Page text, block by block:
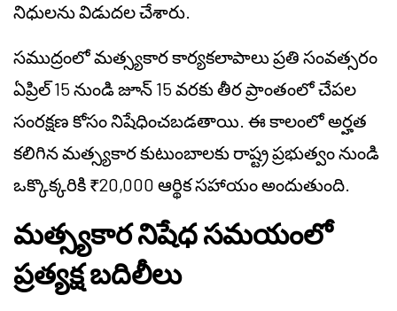
నిధులను విడుదల చేశారు.
సముద్రంలో మత్స్యకార కార్యకలాపాలు ప్రతి సంవత్సరం
ఏప్రిల్ 15 నుండి జూన్ 15 వరకు తీర ప్రాంతంలో చేపల
సంరక్షణ కోసం నిషేధించబడతాయి. ఈ కాలంలో అర్హత
కలిగిన మత్స్యకార కుటుంబాలకు రాష్ట్ర ప్రభుత్వం నుండి
ఒక్కొక్కరికి ₹20,000 ఆర్థిక సహాయం అందుతుంది.
మత్స్యకార నిషేధ సమయంలో
ప్రత్యక్ష బదిలీలు